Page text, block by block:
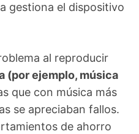
gestiona el dispositivo
al reproducir
(por ejemplo, música
que con música más
se apreciaban fallos.
de ahorro